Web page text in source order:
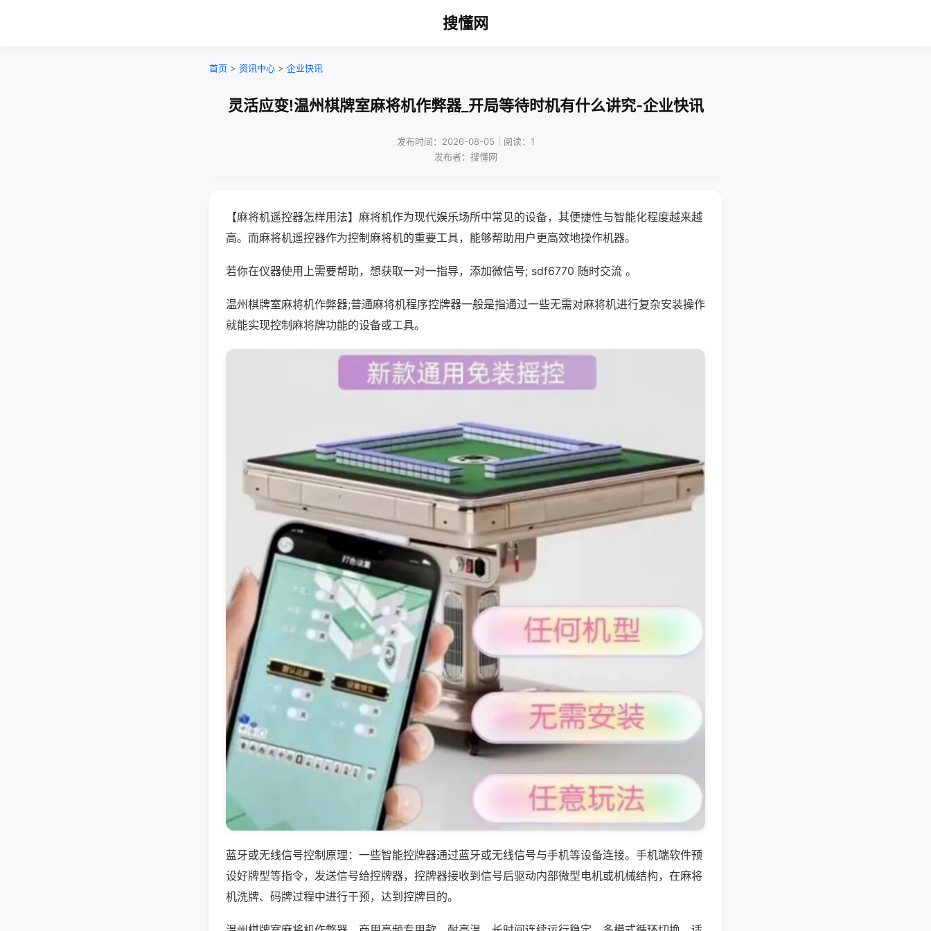
搜懂网
首页 > 资讯中心 > 企业快讯
灵活应变!温州棋牌室麻将机作弊器_开局等待时机有什么讲究-企业快讯
发布时间：2026-08-05｜阅读：1
发布者：搜懂网
【麻将机遥控器怎样用法】麻将机作为现代娱乐场所中常见的设备，其便捷性与智能化程度越来越
高。而麻将机遥控器作为控制麻将机的重要工具，能够帮助用户更高效地操作机器。
若你在仪器使用上需要帮助，想获取一对一指导，添加微信号; sdf6770 随时交流 。
温州棋牌室麻将机作弊器;普通麻将机程序控牌器一般是指通过一些无需对麻将机进行复杂安装操作
就能实现控制麻将牌功能的设备或工具。
蓝牙或无线信号控制原理：一些智能控牌器通过蓝牙或无线信号与手机等设备连接。手机端软件预
设好牌型等指令，发送信号给控牌器，控牌器接收到信号后驱动内部微型电机或机械结构，在麻将
机洗牌、码牌过程中进行干预，达到控牌目的。